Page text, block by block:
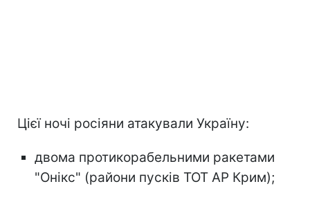
Цієї ночі росіяни атакували Україну:
двома протикорабельними ракетами
"Онікс" (райони пусків ТОТ АР Крим);